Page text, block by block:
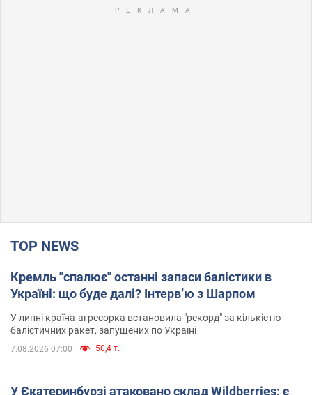
TOP NEWS
Кремль "спалює" останні запаси балістики в
Україні: що буде далі? Інтерв’ю з Шарпом
У липні країна-агресорка встановила "рекорд" за кількістю
балістичних ракет, запущених по Україні
7.08.2026 07:00 50,4 т.
У Єкатеринбурзі атаковано склад Wildberries: є